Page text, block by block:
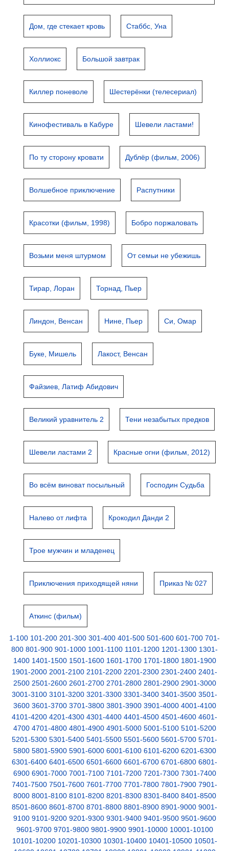
Дом, где стекает кровь Стаббс, Уна
Холлиокс Большой завтрак
Киллер поневоле Шестерёнки (телесериал)
Кинофестиваль в Кабуре Шевели ластами!
По ту сторону кровати Дублёр (фильм, 2006)
Волшебное приключение Распутники
Красотки (фильм, 1998) Бобро поржаловать
Возьми меня штурмом От семьи не убежишь
Тирар, Лоран Торнад, Пьер
Линдон, Венсан Нине, Пьер Си, Омар
Буке, Мишель Лакост, Венсан
Файзиев, Латиф Абидович
Великий уравнитель 2 Тени незабытых предков
Шевели ластами 2 Красные огни (фильм, 2012)
Во всём виноват посыльный Господин Судьба
Налево от лифта Крокодил Данди 2
Трое мужчин и младенец
Приключения приходящей няни Приказ № 027
Аткинс (фильм)
1-100 101-200 201-300 301-400 401-500 501-600 601-700 701-
800 801-900 901-1000 1001-1100 1101-1200 1201-1300 1301-
1400 1401-1500 1501-1600 1601-1700 1701-1800 1801-1900
1901-2000 2001-2100 2101-2200 2201-2300 2301-2400 2401-
2500 2501-2600 2601-2700 2701-2800 2801-2900 2901-3000
3001-3100 3101-3200 3201-3300 3301-3400 3401-3500 3501-
3600 3601-3700 3701-3800 3801-3900 3901-4000 4001-4100
4101-4200 4201-4300 4301-4400 4401-4500 4501-4600 4601-
4700 4701-4800 4801-4900 4901-5000 5001-5100 5101-5200
5201-5300 5301-5400 5401-5500 5501-5600 5601-5700 5701-
5800 5801-5900 5901-6000 6001-6100 6101-6200 6201-6300
6301-6400 6401-6500 6501-6600 6601-6700 6701-6800 6801-
6900 6901-7000 7001-7100 7101-7200 7201-7300 7301-7400
7401-7500 7501-7600 7601-7700 7701-7800 7801-7900 7901-
8000 8001-8100 8101-8200 8201-8300 8301-8400 8401-8500
8501-8600 8601-8700 8701-8800 8801-8900 8901-9000 9001-
9100 9101-9200 9201-9300 9301-9400 9401-9500 9501-9600
9601-9700 9701-9800 9801-9900 9901-10000 10001-10100
10101-10200 10201-10300 10301-10400 10401-10500 10501-